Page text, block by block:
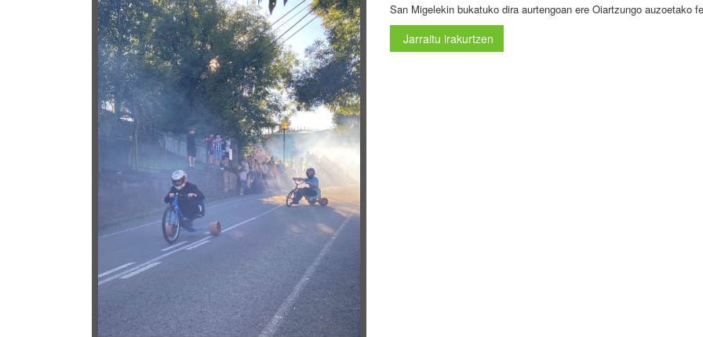
San Migelekin bukatuko dira aurtengoan ere Oiartzungo auzoetako
Jarraitu irakurtzen